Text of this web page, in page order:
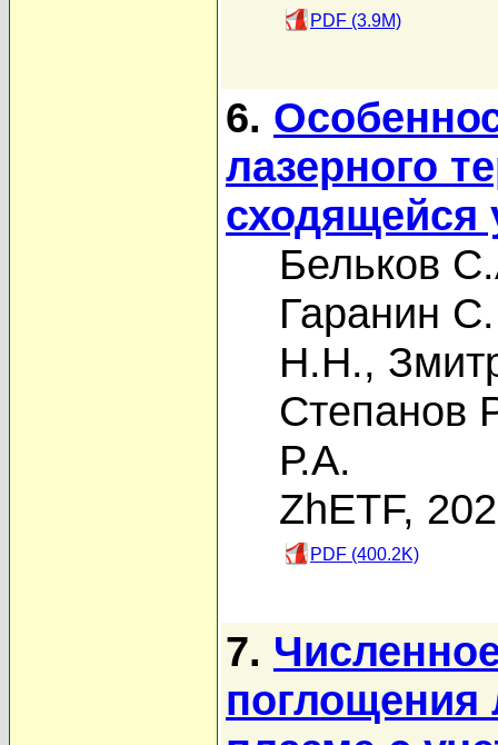
PDF (3.9M)
6.
лазерного
сходящейся
Бельков
Гаранин
Н.Н.,
Степанов
Р.А.
ZhETF,
PDF (400.2K)
7.
поглощения